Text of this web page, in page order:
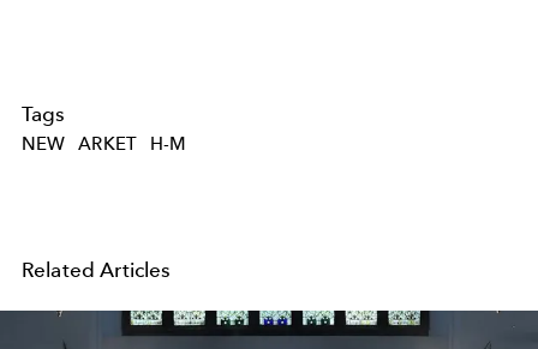
Tags
NEW ARKET H-M
Related Articles